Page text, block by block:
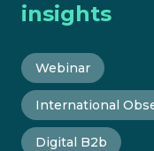
insights
Webinar
International
Digital B2b